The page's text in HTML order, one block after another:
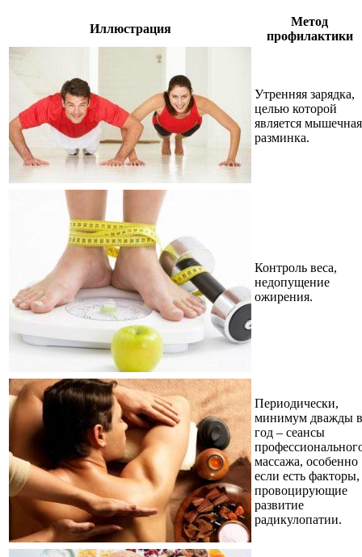
Иллюстрация
Метод
профилактики
Утренняя зарядка,
целью которой
является мышечная
разминка.
Контроль веса,
недопущение
ожирения.
Периодически,
минимум дважды в
год – сеансы
массажа, особенно
если есть факторы,
провоцирующие
развитие
радикулопатии.